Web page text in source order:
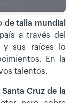
de talla mundial
a través del
y sus raíces lo
En la
talentos.
Cruz de la